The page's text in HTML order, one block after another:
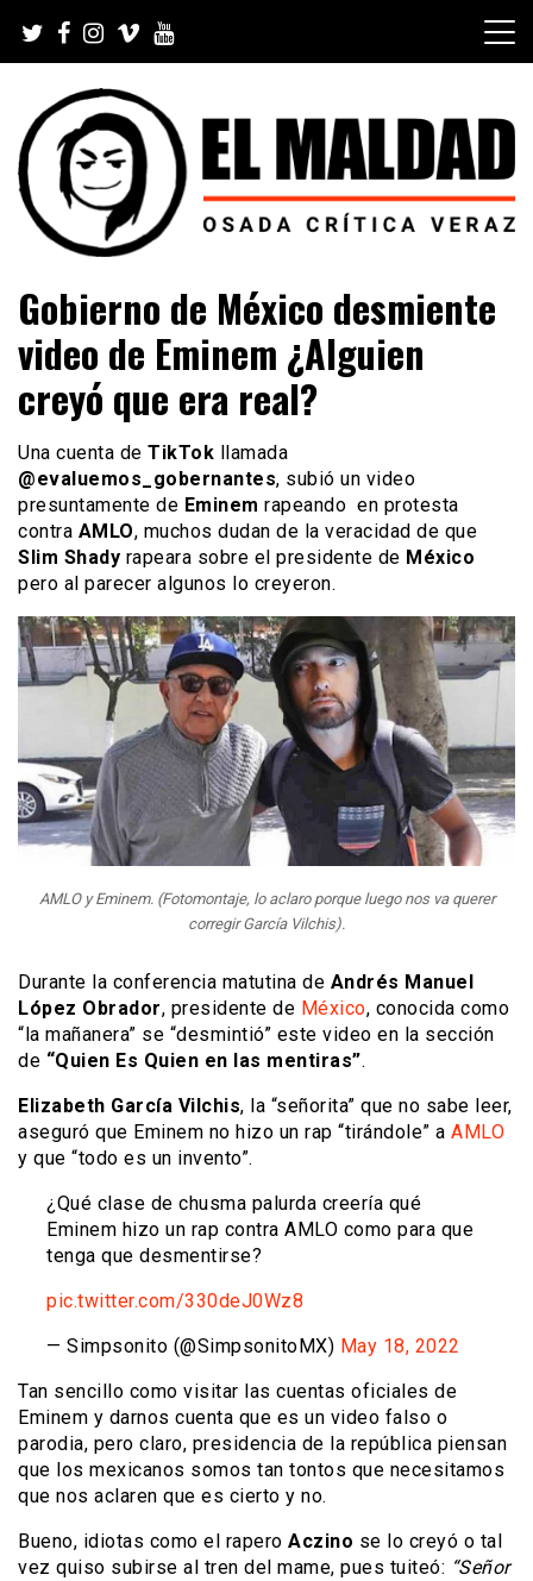
content
El Maldad
Viral y Youtube
Gobierno de México desmiente
video de Eminem ¿Alguien
creyó que era real?
Una cuenta de TikTok llamada
@evaluemos_gobernantes, subió un video
presuntamente de Eminem rapeando en protesta
contra AMLO, muchos dudan de la veracidad de que
Slim Shady rapeara sobre el presidente de México
pero al parecer algunos lo creyeron.
AMLO y Eminem. (Fotomontaje, lo aclaro porque luego nos va querer
corregir García Vilchis).
Durante la conferencia matutina de Andrés Manuel
López Obrador, presidente de México, conocida como
“la mañanera” se “desmintió” este video en la sección
de “Quien Es Quien en las mentiras”.
Elizabeth García Vilchis, la “señorita” que no sabe leer,
aseguró que Eminem no hizo un rap “tirándole” a AMLO
y que “todo es un invento”.
¿Qué clase de chusma palurda creería qué
Eminem hizo un rap contra AMLO como para que
tenga que desmentirse?
pic.twitter.com/330deJ0Wz8
— Simpsonito (@SimpsonitoMX) May 18, 2022
Tan sencillo como visitar las cuentas oficiales de
Eminem y darnos cuenta que es un video falso o
parodia, pero claro, presidencia de la república piensan
que los mexicanos somos tan tontos que necesitamos
que nos aclaren que es cierto y no.
Bueno, idiotas como el rapero Aczino se lo creyó o tal
vez quiso subirse al tren del mame, pues tuiteó: “Señor